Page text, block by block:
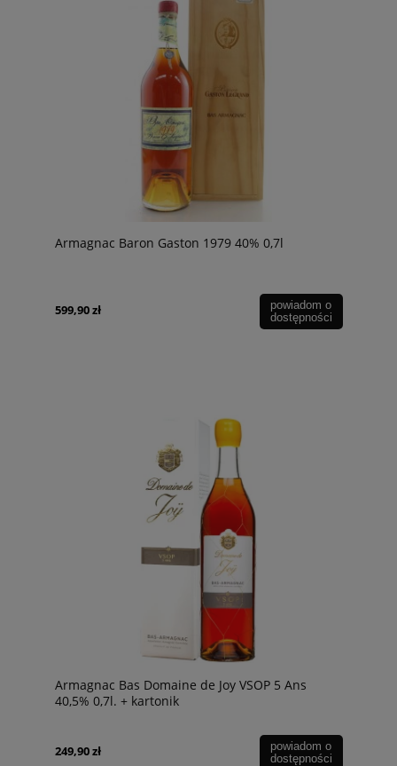
Armagnac Baron Gaston 1979 40% 0,7l
599,90 zł
powiadom o
dostępności
Armagnac Bas Domaine de Joy VSOP 5 Ans
40,5% 0,7l. + kartonik
249,90 zł
powiadom o
dostępności